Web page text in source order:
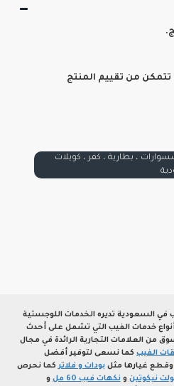
تتمكن من تقييم المنتج
، بطارية ، كفر ، كويلات
السعودية تديره الخدمات اللوجستية
خدمات الفيب التي تشمل على أحدث
من العلامات التجارية الرائدة في مجال
الفيب كما نسعى لتوفير أفضل
وقطع غيارها مثل بودات و فلاتركما نحرص
نيكوتين ونكهات فيب 60 مل و